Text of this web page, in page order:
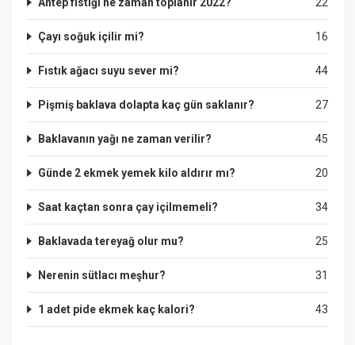
16
Çayı soğuk içilir mi?
44
Fıstık ağacı suyu sever mi?
27
Pişmiş baklava dolapta kaç gün saklanır?
45
Baklavanın yağı ne zaman verilir?
20
Günde 2 ekmek yemek kilo aldırır mı?
34
Saat kaçtan sonra çay içilmemeli?
25
Baklavada tereyağ olur mu?
31
Nerenin sütlacı meşhur?
43
1 adet pide ekmek kaç kalori?